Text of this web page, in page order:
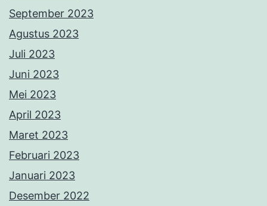
September 2023
Agustus 2023
Juli 2023
Juni 2023
Mei 2023
April 2023
Maret 2023
Februari 2023
Januari 2023
Desember 2022